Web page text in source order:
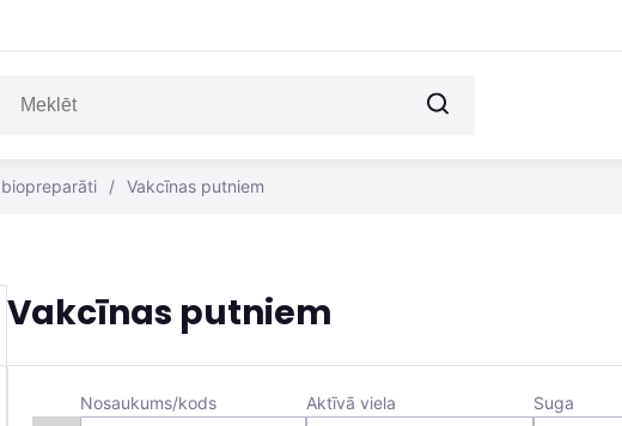
/ Vakcīnas putniem
Vakcīnas putniem
Nosaukums/kods Aktīvā viela Suga